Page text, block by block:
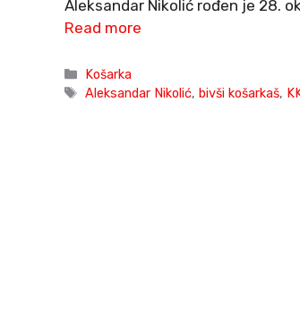
Aleksandar Nikolić rođen je 28.
Read more
Categories
Košarka
Tags
Aleksandar Nikolić,bivši košarkaš,